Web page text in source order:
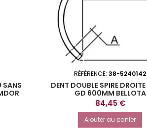
SANS
RÉFÉRENCE: 38-5240142
DENT DOUBLE SPIRE
GD 600MM BELLOTA
Prix
84,45 €
Ajouter au panier